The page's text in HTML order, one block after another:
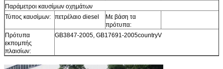
Παράμετροι καυσίμων οχημάτων
Τύπος καυσίμων: πετρέλαιο diesel
Με βάση τα
πρότυπα:
Πρότυπα
εκπομπής
πλαισίων:
GB3847-2005, GB17691-2005countryV